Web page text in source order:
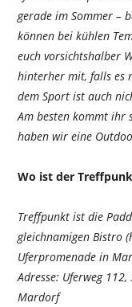
gerade im Sommer –
können bei kühlen
euch vorsichtshalber
hinterher mit, falls es
dem Sport ist auch
Am besten kommt ihr
haben wir eine
Wo ist der
Treffpunkt ist die
gleichnamigen Bistro
Uferpromenade in
Adresse: Uferweg
Mardorf